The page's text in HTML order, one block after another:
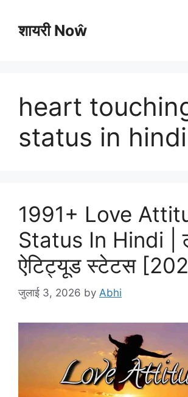
contentशायरी Noŵ
heart
status in hindi
1991+ Love
Status In Hindi |
ऐटिट्यूड स्टेटस
जुलाई 3, 2026 by Abhi